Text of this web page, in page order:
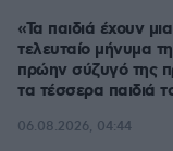
«Τα παιδιά έχουν
τελευταίο μήνυμα
πρώην σύζυγό της
τα τέσσερα παιδιά
06.08.2026, 04:44